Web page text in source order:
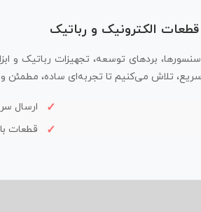
الکترونیک و رباتیک
سنسورها، بردهای توسعه، تجهیزات رباتیک
تلاش می‌کنیم تا تجربه‌ای ساده، مطمئن و
ارسال
قطعات